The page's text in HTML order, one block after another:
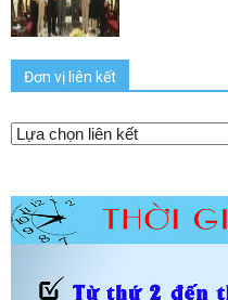
Đơn vị liên kết